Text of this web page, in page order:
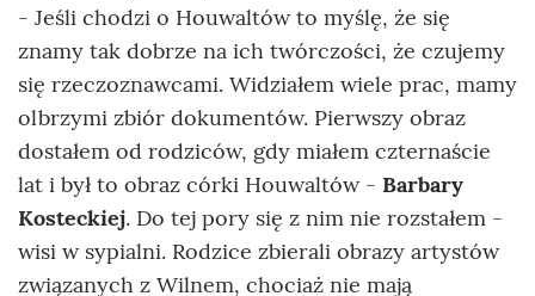
- Jeśli chodzi o Houwaltów to myślę, że się
znamy tak dobrze na ich twórczości, że czujemy
się rzeczoznawcami. Widziałem wiele prac, mamy
olbrzymi zbiór dokumentów. Pierwszy obraz
dostałem od rodziców, gdy miałem czternaście
lat i był to obraz córki Houwaltów - Barbary
Kosteckiej. Do tej pory się z nim nie rozstałem -
wisi w sypialni. Rodzice zbierali obrazy artystów
związanych z Wilnem, chociaż nie mają